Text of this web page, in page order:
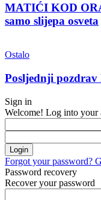
MATIĆI KOD
samo slijepa osveta
Ostalo
Posljednji
Sign in
Welcome! Log into your
Forgot your password?
Password recovery
Recover your password